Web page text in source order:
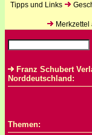
Tipps und Links
Franz Schubert
Norddeutschland:
Themen: